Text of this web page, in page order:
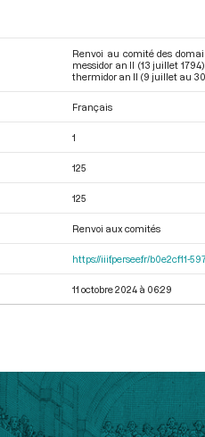
Renvoi au comité des
messidor an II (13 juillet
thermidor an II (9 juillet au
Français
1
125
125
Renvoi aux comités
https://iiif.persee.fr/b0e2cf11-
11 octobre 2024 à 06:29